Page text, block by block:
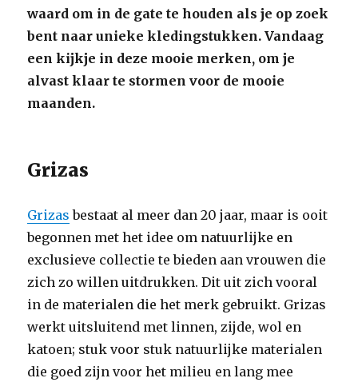
waard om in de gate te houden als je op zoek
bent naar unieke kledingstukken. Vandaag
een kijkje in deze mooie merken, om je
alvast klaar te stormen voor de mooie
maanden.
Grizas
Grizas bestaat al meer dan 20 jaar, maar is ooit
begonnen met het idee om natuurlijke en
exclusieve collectie te bieden aan vrouwen die
zich zo willen uitdrukken. Dit uit zich vooral
in de materialen die het merk gebruikt. Grizas
werkt uitsluitend met linnen, zijde, wol en
katoen; stuk voor stuk natuurlijke materialen
die goed zijn voor het milieu en lang mee